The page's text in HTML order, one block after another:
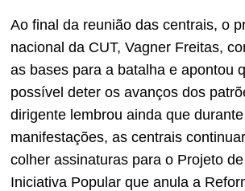
Ao final da reunião das centrais, o
nacional da CUT, Vagner Freitas,
as bases para a batalha e apontou
possível deter os avanços dos
dirigente lembrou ainda que
manifestações, as centrais
colher assinaturas para o Projeto
Iniciativa Popular que anula a